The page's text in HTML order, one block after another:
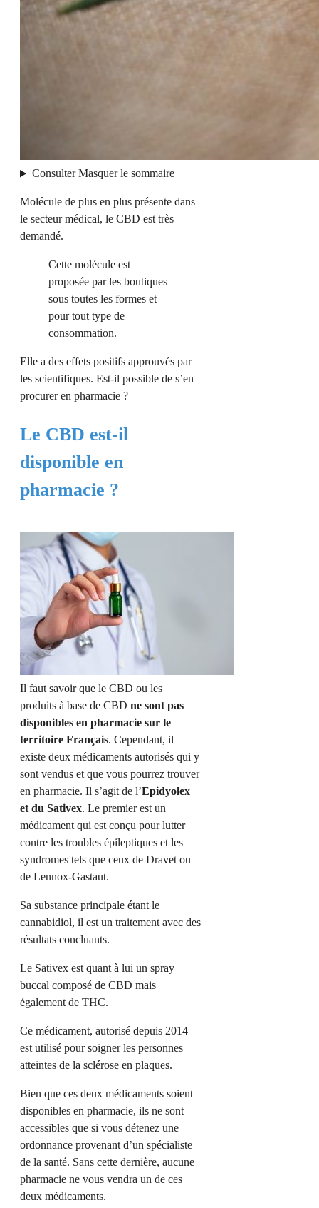
ConsulterMasquerle sommaire
Molécule de plus en plus présente dans
le secteur médical, le CBD est très
demandé.
Cette molécule est
proposée par les boutiques
sous toutes les formes et
pour tout type de
consommation.
Elle a des effets positifs approuvés par
les scientifiques. Est-il possible de s’en
procurer en pharmacie ?
Le CBD est-il
disponible en
pharmacie ?
Il faut savoir que le CBD ou les
produits à base de CBD ne sont pas
disponibles en pharmacie sur le
territoire Français. Cependant, il
existe deux médicaments autorisés qui y
sont vendus et que vous pourrez trouver
en pharmacie. Il s’agit de l’Epidyolex
et du Sativex. Le premier est un
médicament qui est conçu pour lutter
contre les troubles épileptiques et les
syndromes tels que ceux de Dravet ou
de Lennox-Gastaut.
Sa substance principale étant le
cannabidiol, il est un traitement avec des
résultats concluants.
Le Sativex est quant à lui un spray
buccal composé de CBD mais
également de THC.
Ce médicament, autorisé depuis 2014
est utilisé pour soigner les personnes
atteintes de la sclérose en plaques.
Bien que ces deux médicaments soient
disponibles en pharmacie, ils ne sont
accessibles que si vous détenez une
ordonnance provenant d’un spécialiste
de la santé. Sans cette dernière, aucune
pharmacie ne vous vendra un de ces
deux médicaments.